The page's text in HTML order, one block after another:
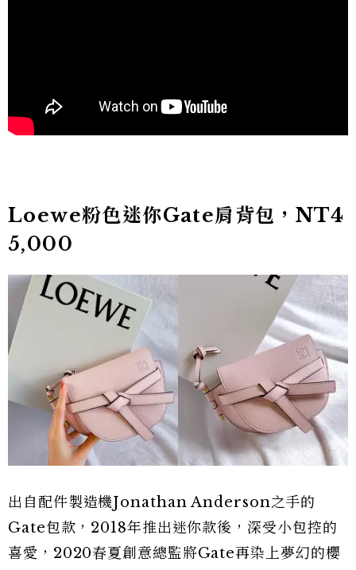
Loewe粉色迷你Gate肩背包，NT4
5,000
出自配件製造機Jonathan Anderson之手的
Gate包款，2018年推出迷你款後，深受小包控的
喜愛，2020春夏創意總監將Gate再染上夢幻的櫻